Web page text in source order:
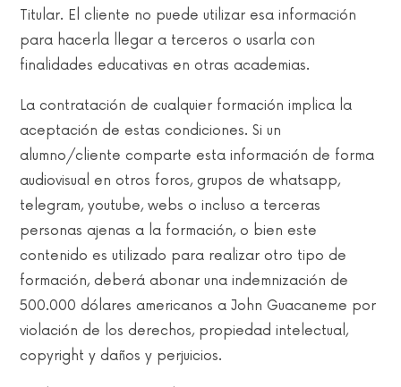
Titular. El cliente no puede utilizar esa información
para hacerla llegar a terceros o usarla con
finalidades educativas en otras academias.
La contratación de cualquier formación implica la
aceptación de estas condiciones. Si un
alumno/cliente comparte esta información de forma
audiovisual en otros foros, grupos de whatsapp,
telegram, youtube, webs o incluso a terceras
personas ajenas a la formación, o bien este
contenido es utilizado para realizar otro tipo de
formación, deberá abonar una indemnización de
500.000 dólares americanos a John Guacaneme por
violación de los derechos, propiedad intelectual,
copyright y daños y perjuicios.